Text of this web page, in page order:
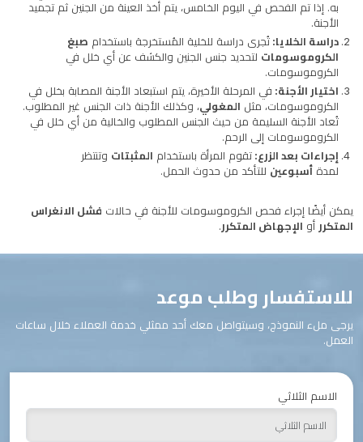
به. إذا تم الفحص في اليوم الخامس، يتم أخذ العينة من الجنين ثم تجميد
الأجنة.
دراسة الخلايا: تُجرى دراسة للخلية المُستخرجة باستخدام صبغ
الكروموسومات لتحديد جنس الجنين والكشف عن أي خلل في
الكروموسومات.
اختيار الأجنة: في المرحلة الأخيرة، يتم استبعاد الأجنة المصابة بخلل في
الكروموسومات، مثل المغولي، وكذلك الأجنة ذات الجنس غير المطلوب.
تُعاد الأجنة السليمة من حيث الجنس المطلوب والخالية من أي خلل في
الكروموسومات إلى الرحم.
إجراءات بعد الزرع: تقوم المرأة باستخدام المثبتات وتنتظر
لمدة أسبوعين للتأكد من حدوث الحمل.
يمكن أيضًا إجراء فحص الكروموسومات للأجنة في حالات فشل الانغراس
المتكرر أو الإجهاض المتكرر.
للاستفسار وطلب موعد
يرجى ملء النموذج، وسيتواصل معك أحد ممثلي خدمة العملاء خلال ساعات
العمل.
الاسم الثلاثي